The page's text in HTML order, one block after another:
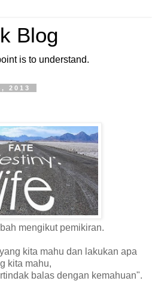
Blog
is to understand.
2013
mengikut pemikiran.
kita mahu dan lakukan apa
kita mahu,
balas dengan kemahuan".